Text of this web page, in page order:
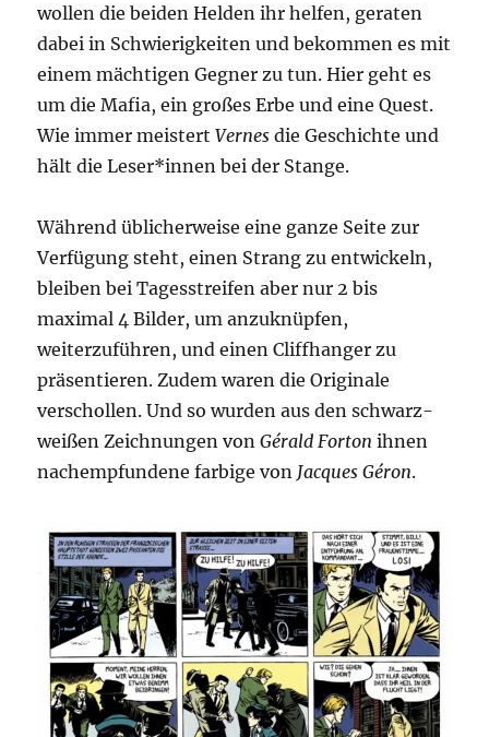
wollen die beiden Helden ihr helfen, geraten
dabei in Schwierigkeiten und bekommen es mit
einem mächtigen Gegner zu tun. Hier geht es
um die Mafia, ein großes Erbe und eine Quest.
Wie immer meistertVernes die Geschichte und
hält die Leser*innen bei der Stange.
Während üblicherweise eine ganze Seite zur
Verfügung steht, einen Strang zu entwickeln,
bleiben bei Tagesstreifen aber nur 2 bis
maximal 4 Bilder, um anzuknüpfen,
weiterzuführen, und einen Cliffhanger zu
präsentieren. Zudem waren die Originale
verschollen. Und so wurden aus den schwarz-
weißen Zeichnungen vonGérald Forton ihnen
nachempfundene farbige von Jacques Géron.